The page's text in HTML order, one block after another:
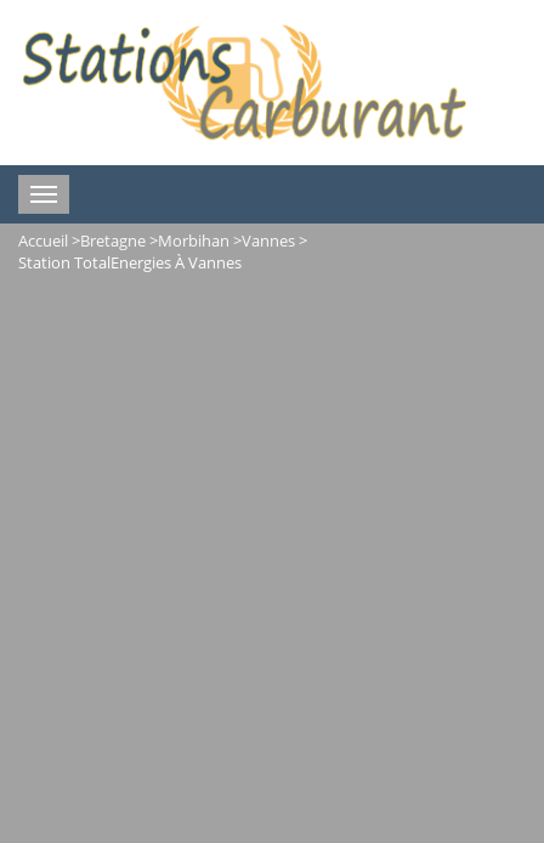
Toggle
navigation
Accueil >Bretagne>Morbihan >Vannes>
Station TotalEnergies À Vannes